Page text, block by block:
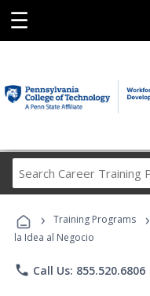
☰
› Training Programs ›
la Idea al Negocio
phone Call Us: 855.520.6806